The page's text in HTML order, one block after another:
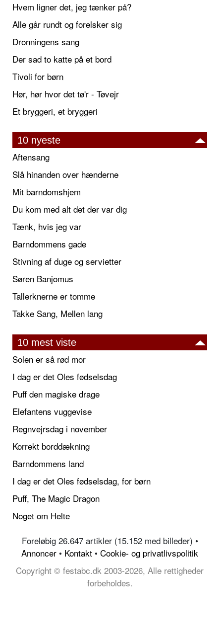
Hvem ligner det, jeg tænker på?
Alle går rundt og forelsker sig
Dronningens sang
Der sad to katte på et bord
Tivoli for børn
Hør, hør hvor det tø'r - Tøvejr
Et bryggeri, et bryggeri
10 nyeste
Aftensang
Slå hinanden over hænderne
Mit barndomshjem
Du kom med alt det der var dig
Tænk, hvis jeg var
Barndommens gade
Stivning af duge og servietter
Søren Banjomus
Tallerknerne er tomme
Takke Sang, Mellen lang
10 mest viste
Solen er så rød mor
I dag er det Oles fødselsdag
Puff den magiske drage
Elefantens vuggevise
Regnvejrsdag i november
Korrekt borddækning
Barndommens land
I dag er det Oles fødselsdag, for børn
Puff, The Magic Dragon
Noget om Helte
Foreløbig 26.647 artikler (15.152 med billeder) •
Annoncer • Kontakt • Cookie- og privatlivspolitik
Copyright © festabc.dk 2003-2026, Alle rettigheder
forbeholdes.